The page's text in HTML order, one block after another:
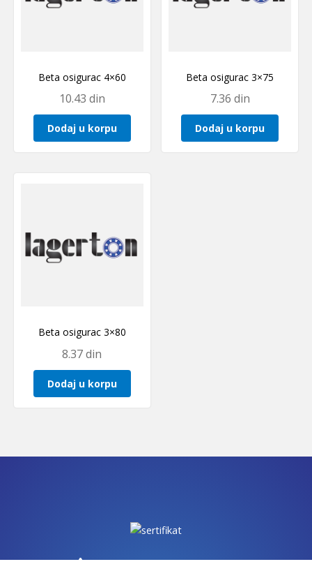
Beta osigurac 4×60
10.43 din
Dodaj u korpu
Beta osigurac 3×75
7.36 din
Dodaj u korpu
Beta osigurac 3×80
8.37din
Dodaj u korpu